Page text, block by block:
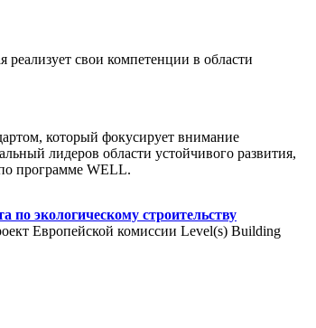
свои компетенции в области
который фокусирует внимание
лидеров области устойчивого развития,
программе WELL.
по экологическому строительству
Европейской комиссии Level(s) Building